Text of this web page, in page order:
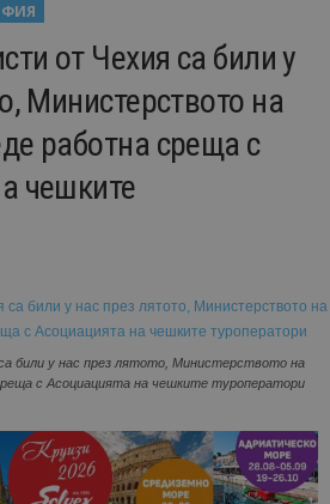
от Чехия са били у
Министерството на
работна среща с
чешките
били у нас през лятото, Министерството на
с Асоциацията на чешките туроператори